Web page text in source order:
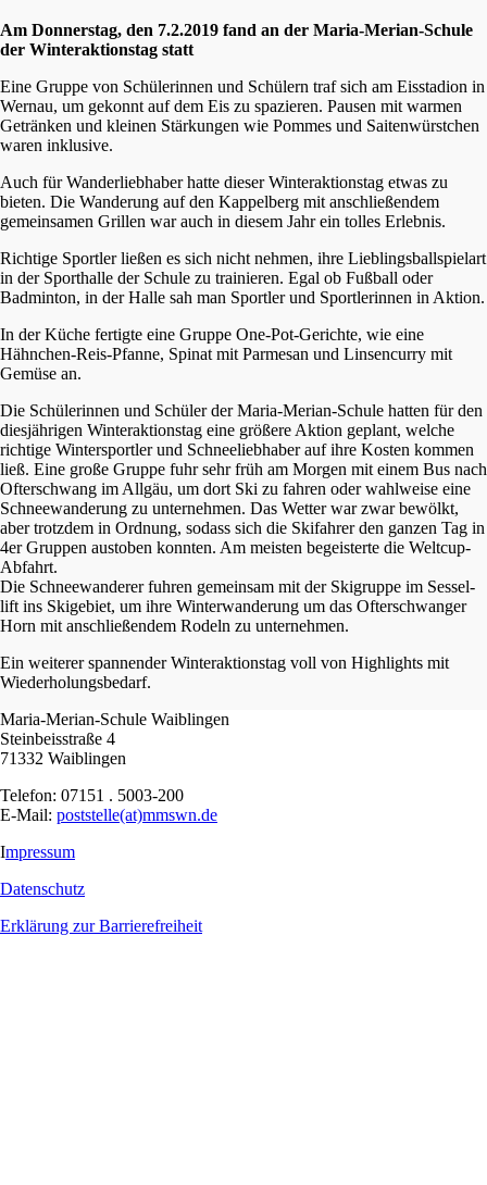
Am Donners­tag, den 7.2.2019 fand an der Maria-Merian-Schule
der Winter­ak­ti­ons­tag statt
Eine Gruppe von Schüle­rin­nen und Schülern traf sich am Eissta­di­on in
Wernau, um gekonnt auf dem Eis zu spazie­ren. Pausen mit warmen
Geträn­ken und kleinen Stärkun­gen wie Pommes und Saiten­würst­chen
waren inklusive.
Auch für Wander­lieb­ha­ber hatte dieser Winter­ak­ti­ons­tag etwas zu
bieten. Die Wande­rung auf den Kappel­berg mit anschlie­ßen­dem
gemein­sa­men Grillen war auch in diesem Jahr ein tolles Erlebnis.
Richti­ge Sport­ler ließen es sich nicht nehmen, ihre Lieblings­ball­spiel­art
in der Sport­hal­le der Schule zu trainie­ren. Egal ob Fußball oder
Badmin­ton, in der Halle sah man Sport­ler und Sport­le­rin­nen in Aktion.
In der Küche fertig­te eine Gruppe One-Pot-Gerich­te, wie eine
Hähnchen-Reis-Pfanne, Spinat mit Parme­san und Linsen­cur­ry mit
Gemüse an.
Die Schüle­rin­nen und Schüler der Maria-Merian-Schule hatten für den
diesjäh­ri­gen Winter­ak­ti­ons­tag eine größe­re Aktion geplant, welche
richti­ge Winter­sport­ler und Schnee­lieb­ha­ber auf ihre Kosten kommen
ließ. Eine große Gruppe fuhr sehr früh am Morgen mit einem Bus nach
Ofter­schwang im Allgäu, um dort Ski zu fahren oder wahlwei­se eine
Schnee­wan­de­rung zu unter­neh­men. Das Wetter war zwar bewölkt,
aber trotz­dem in Ordnung, sodass sich die Skifah­rer den ganzen Tag in
4er Gruppen austo­ben konnten. Am meisten begeis­ter­te die Weltcup-
Abfahrt.
Die Schnee­wan­de­rer fuhren gemein­sam mit der Skigrup­pe im Sessel­
lift ins Skige­biet, um ihre Winter­wan­de­rung um das Ofter­schwan­ger
Horn mit anschlie­ßen­dem Rodeln zu unternehmen.
Ein weite­rer spannen­der Winter­ak­ti­ons­tag voll von Highlights mit
Wiederholungsbedarf.
Maria-Merian-Schule Waiblingen
Steinbeisstraße 4
71332 Waiblingen
Telefon: 07151 . 5003-200
E-Mail: poststelle(at)mmswn.de
Impressum
Datenschutz
Erklärung zur Barrierefreiheit